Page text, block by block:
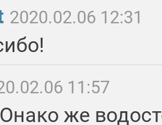
2020.02.06 12:31
11:57
же